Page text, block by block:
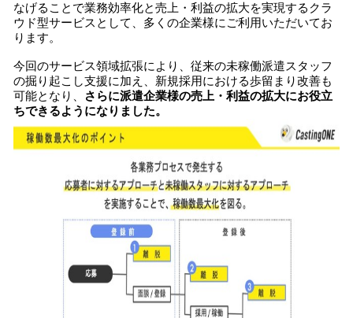
なげることで業務効率化と売上・利益の拡大を実現するクラ
ウド型サービスとして、多くの企業様にご利用いただいてお
ります。
今回のサービス領域拡張により、従来の未稼働派遣スタッフ
の掘り起こし支援に加え、新規採用における歩留まり改善も
可能となり、
さらに派遣企業様の売上・利益の拡大にお役立
ちできるようになりました。